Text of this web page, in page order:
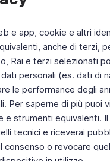
e app, cookie e altri
anche di terzi,
Rai e terzi selezionati
personali (es. dati di
le performance degli
Per saperne di più puoi
e strumenti equivalenti.
tecnici e riceverai
o revocare
Fai di Televideo la tua
Copyright